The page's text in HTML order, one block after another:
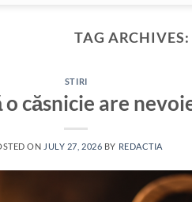
TAG ARCHIVES:
STIRI
o căsnicie are
ON JULY 27, 2026 BY REDACTIA